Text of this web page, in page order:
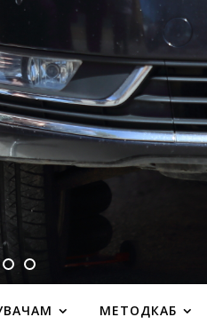
МЕТОДКАБ